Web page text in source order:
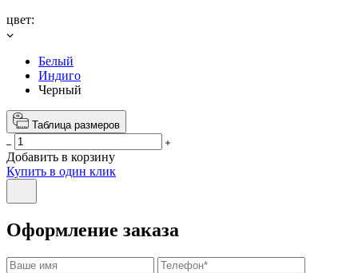
цвет:
Белый
Индиго
Черный
Таблица размеров
Добавить в корзину
Купить в один клик
Оформление заказа